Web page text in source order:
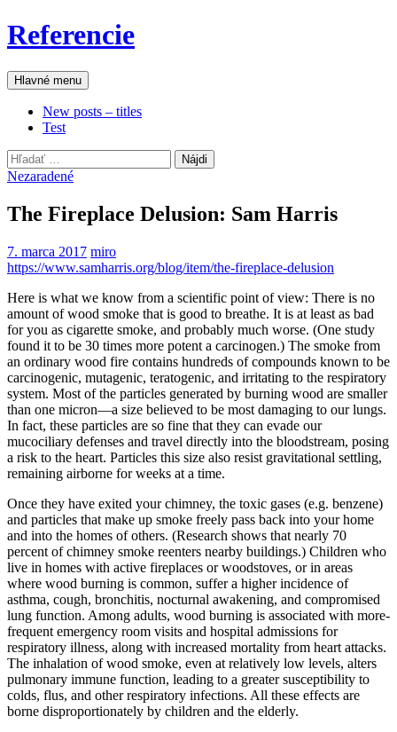
Preskočiť
na
Referencie
Hľadať
Hlavné menu
New posts – titles
Test
Hľadať:
Nezaradené
The Fireplace Delusion: Sam Harris
7. marca 2017 miro
https://www.samharris.org/blog/item/the-fireplace-delusion
Here is what we know from a scientific point of view: There is no
amount of wood smoke that is good to breathe. It is at least as bad
for you as cigarette smoke, and probably much worse. (One study
found it to be 30 times more potent a carcinogen.) The smoke from
an ordinary wood fire contains hundreds of compounds known to be
carcinogenic, mutagenic, teratogenic, and irritating to the respiratory
system. Most of the particles generated by burning wood are smaller
than one micron—a size believed to be most damaging to our lungs.
In fact, these particles are so fine that they can evade our
mucociliary defenses and travel directly into the bloodstream, posing
a risk to the heart. Particles this size also resist gravitational settling,
remaining airborne for weeks at a time.
Once they have exited your chimney, the toxic gases (e.g. benzene)
and particles that make up smoke freely pass back into your home
and into the homes of others. (Research shows that nearly 70
percent of chimney smoke reenters nearby buildings.) Children who
live in homes with active fireplaces or woodstoves, or in areas
where wood burning is common, suffer a higher incidence of
asthma, cough, bronchitis, nocturnal awakening, and compromised
lung function. Among adults, wood burning is associated with more-
frequent emergency room visits and hospital admissions for
respiratory illness, along with increased mortality from heart attacks.
The inhalation of wood smoke, even at relatively low levels, alters
pulmonary immune function, leading to a greater susceptibility to
colds, flus, and other respiratory infections. All these effects are
borne disproportionately by children and the elderly.